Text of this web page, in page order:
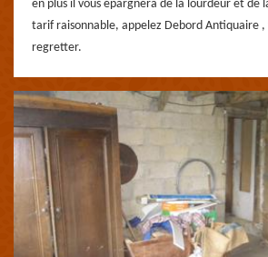
en plus il vous épargnera de la lourdeur et de
tarif raisonnable, appelez Debord Antiquaire ,
regretter.